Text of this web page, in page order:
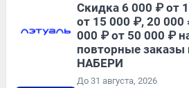
Скидка 6 000 ₽ от
от 15 000 ₽, 20 000
000 ₽ от 50 000 ₽
повторные заказы
НАБЕРИ
До 31 августа, 2026